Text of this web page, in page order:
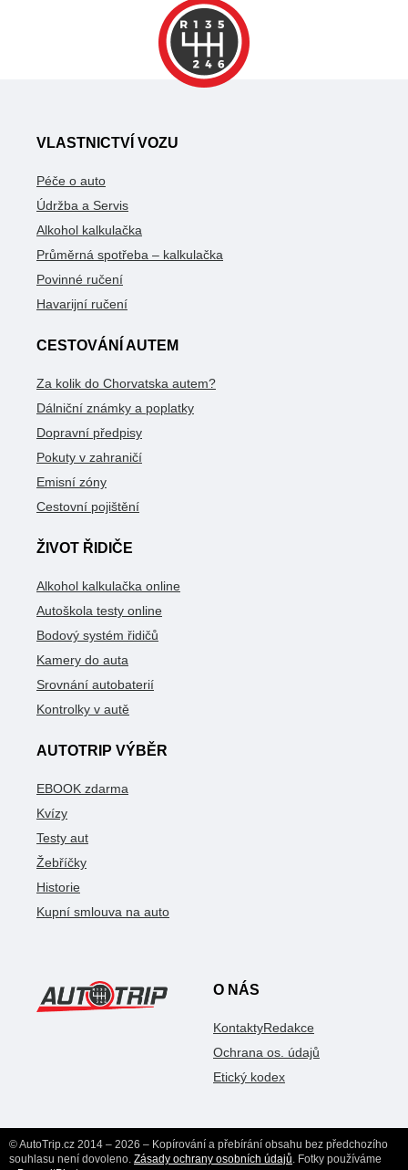
VLASTNICTVÍ VOZU
Péče o auto
Údržba a Servis
Alkohol kalkulačka
Průměrná spotřeba – kalkulačka
Povinné ručení
Havarijní ručení
CESTOVÁNÍ AUTEM
Za kolik do Chorvatska autem?
Dálniční známky a poplatky
Dopravní předpisy
Pokuty v zahraničí
Emisní zóny
Cestovní pojištění
ŽIVOT ŘIDIČE
Alkohol kalkulačka online
Autoškola testy online
Bodový systém řidičů
Kamery do auta
Srovnání autobaterií
Kontrolky v autě
AUTOTRIP VÝBĚR
EBOOK zdarma
Kvízy
Testy aut
Žebříčky
Historie
Kupní smlouva na auto
O NÁS
KontaktyRedakce
Ochrana os. údajů
Etický kodex
© AutoTrip.cz 2014 – 2026 – Kopírování a přebírání obsahu bez předchozího
souhlasu není dovoleno. Zásady ochrany osobních údajů. Fotky používáme